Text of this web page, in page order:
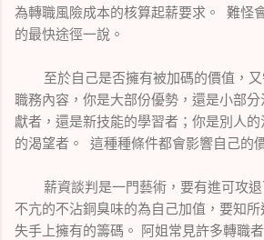
為轉職風險成本的核算起薪要求。 難怪
的最快途徑一說。
至於自己是否擁有被加碼的價值，又
職務內容，你是大部份優勢，還是小部
獻者，還是新技能的學習者；你是別人
的渴望者。 這種種條件都會影響自己的
薪資談判是一門藝術，要有進可攻退
不亢的不沾銅臭味的為自己加值，要知
失手上擁有的籌碼。 阿姐常見許多轉職